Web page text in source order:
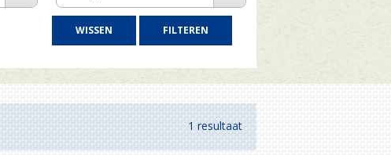
1 resultaat